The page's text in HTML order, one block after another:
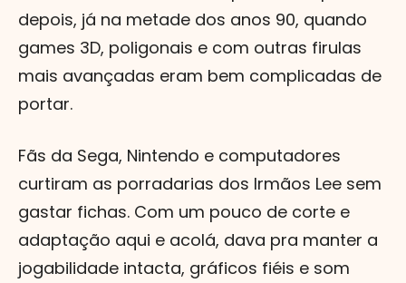
depois, já na metade dos anos 90, quando
games 3D, poligonais e com outras firulas
mais avançadas eram bem complicadas de
portar.
Fãs da Sega, Nintendo e computadores
curtiram as porradarias dos Irmãos Lee sem
gastar fichas. Com um pouco de corte e
adaptação aqui e acolá, dava pra manter a
jogabilidade intacta, gráficos fiéis e som